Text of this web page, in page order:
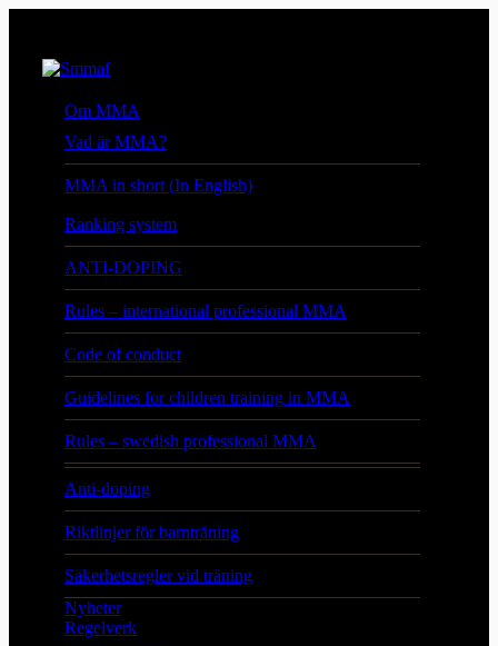
Om MMA
Vad är MMA?
MMA in short (In English)
Ranking system
ANTI-DOPING
Rules – international professional MMA
Code of conduct
Guidelines for children training in MMA
Rules – swedish professional MMA
Anti-doping
Riktlinjer för barnträning
Säkerhetsregler vid träning
Nyheter
Regelverk